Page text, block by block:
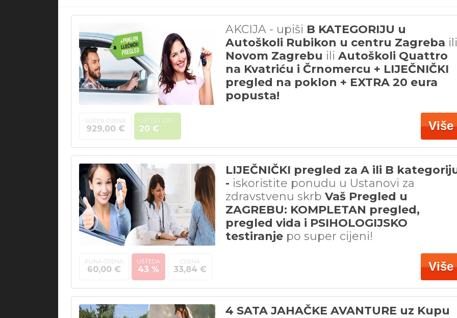
AKCIJA - upiši B KATEGORIJU u
Autoškoli Rubikon u centru Zagreba ili
Novom Zagrebu ili Autoškoli Quattro
na Kvatriću i Črnomercu + LIJEČNIČKI
pregled na poklon + EXTRA 20 eura
popusta!
SUPER CIJENA
929,00 €
UŠTEDI JOŠ
20 € Više
LIJEČNIČKI pregled za A ili B
- iskoristite ponudu u Ustanovi za
zdravstvenu skrb Vaš Pregled u
ZAGREBU: KOMPLETAN pregled,
pregled vida i PSIHOLOGIJSKO
testiranje po super cijeni!
PUNA CIJENA
60,00 €
UŠTEDA
43 %
CIJENA
33,84 € Više
4 SATA JAHAČKE AVANTURE uz Kupu